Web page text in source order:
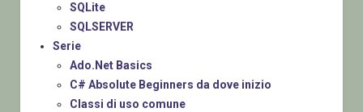
SQLite
SQLSERVER
Serie
Ado.Net Basics
C# Absolute Beginners da dove inizio
Classi di uso comune